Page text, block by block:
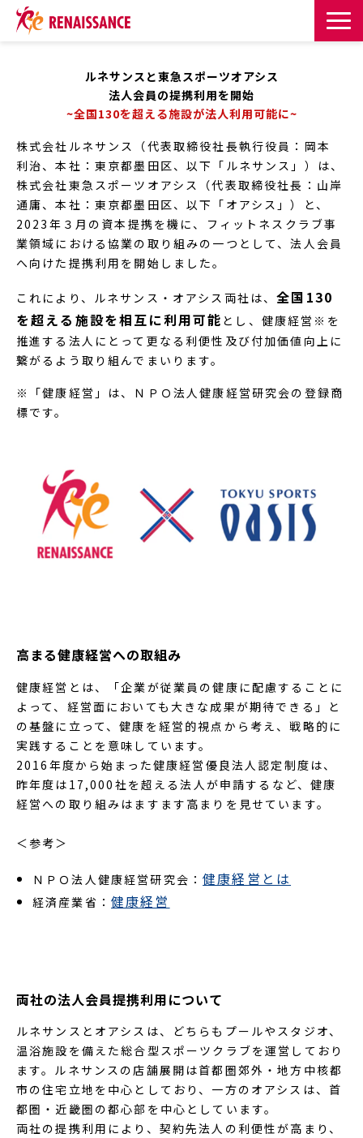
課題・目的からサービスを探す
導入事例
お知らせ
お役立ち記事一覧
お役立ち資料
イベント・セミナー
ルネサンスと東急スポーツオアシス
法人会員の提携利用を開始
~全国130を超える施設が法人利用可能に~
株式会社ルネサンス（代表取締役社長執行役員：岡本
利治、本社：東京都墨田区、以下「ルネサンス」）は、
株式会社東急スポーツオアシス（代表取締役社長：山岸
通庸、本社：東京都墨田区、以下「オアシス」）と、
2023年３月の資本提携を機に、フィットネスクラブ事
業領域における協業の取り組みの一つとして、法人会員
へ向けた提携利用を開始しました。
これにより、ルネサンス・オアシス両社は、全国130
を超える施設を相互に利用可能 とし、健康経営※を
推進する法人にとって更なる利便性及び付加価値向上に
繋がるよう取り組んでまいります。
※「健康経営」は、ＮＰＯ法人健康経営研究会の登録商
標です。
高まる健康経営への取組み
健康経営とは、「企業が従業員の健康に配慮することに
よって、経営面においても大きな成果が期待できる」と
の基盤に立って、健康を経営的視点から考え、戦略的に
実践することを意味しています。
2016年度から始まった健康経営優良法人認定制度は、
昨年度は17,000社を超える法人が申請するなど、健康
経営への取り組みはますます高まりを見せています。
＜参考＞
ＮＰＯ法人健康経営研究会：健康経営とは
経済産業省： 健康経営
両社の法人会員提携利用について
ルネサンスとオアシスは、どちらもプールやスタジオ、
温浴施設を備えた総合型スポーツクラブを運営しており
ます。ルネサンスの店舗展開は首都圏郊外・地方中核都
市の住宅立地を中心としており、一方のオアシスは、首
都圏・近畿圏の都心部を中心としています。
両社の提携利用により、契約先法人の利便性が高まり、